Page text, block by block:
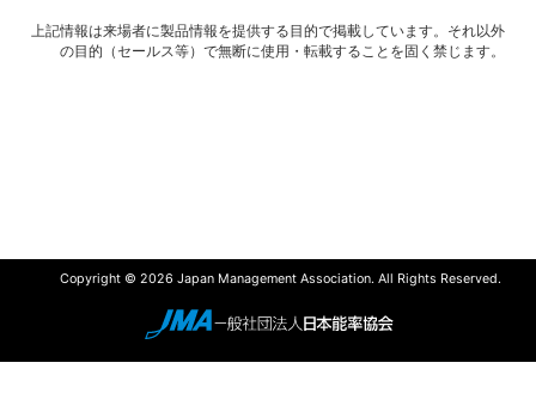
上記情報は来場者に製品情報を提供する目的で掲載しています。それ以外
の目的（セールス等）で無断に使用・転載することを固く禁じます。
Copyright © 2026 Japan Management Association. All Rights Reserved.